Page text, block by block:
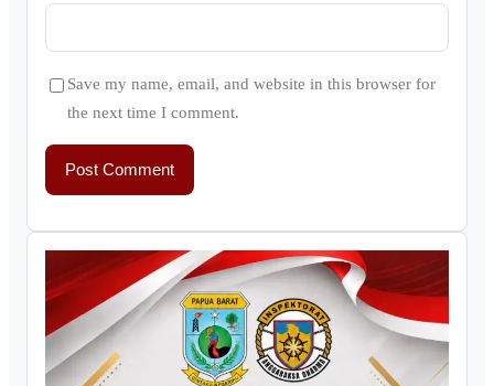
Save my name, email, and website in this browser for
the next time I comment.